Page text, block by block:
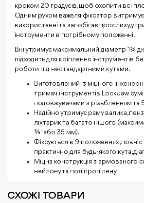
кроком 20 градусів, щоб охопити всі
Одним рухом важеля фіксатор
використанні та запобігає прослизу,
інструменти в потрібному положенні.
Він утримує максимальний діаметр 1¾
підходить для кріплення інструментів
роботи під нестандартними кутами.
Виготовлений із міцного
тримач інструментів Lock Jaw
подовжувачами з різьбленням та
Надійно утримує раму валика,
ліхтарик та багато іншого
3⁄8" або 35 мм).
Фіксується в 9 положеннях,
практично для будь-якого кута,
Міцна конструкція з армованого
нейлону та поліпропілену
СХОЖІ ТОВАРИ